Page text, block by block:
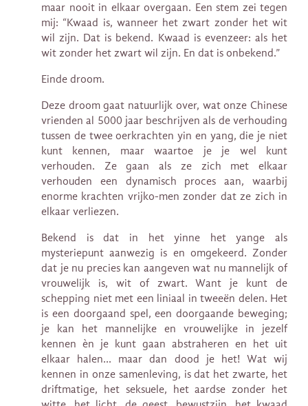
maar nooit in elkaar overgaan. Een stem zei tegen
mij: “Kwaad is, wanneer het zwart zonder het wit
wil zijn. Dat is bekend. Kwaad is evenzeer: als het
wit zonder het zwart wil zijn. En dat is onbekend.”
Einde droom.
Deze droom gaat natuurlijk over, wat onze Chinese
vrienden al 5000 jaar beschrijven als de verhouding
tussen de twee oerkrachten yin en yang, die je niet
kunt kennen, maar waartoe je je wel kunt
verhouden. Ze gaan als ze zich met elkaar
verhouden een dynamisch proces aan, waarbij
enorme krachten vrijko-men zonder dat ze zich in
elkaar verliezen.
Bekend is dat in het yinne het yange als
mysteriepunt aanwezig is en omgekeerd. Zonder
dat je nu precies kan aangeven wat nu mannelijk of
vrouwelijk is, wit of zwart. Want je kunt de
schepping niet met een liniaal in tweeën delen. Het
is een doorgaand spel, een doorgaande beweging;
je kan het mannelijke en vrouwelijke in jezelf
kennen èn je kunt gaan abstraheren en het uit
elkaar halen… maar dan dood je het! Wat wij
kennen in onze samenleving, is dat het zwarte, het
driftmatige, het seksuele, het aardse zonder het